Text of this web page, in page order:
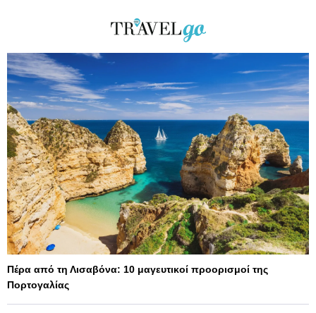
Πέρα από τη Λισαβόνα: 10 μαγευτικοί προορισμοί της
Πορτογαλίας